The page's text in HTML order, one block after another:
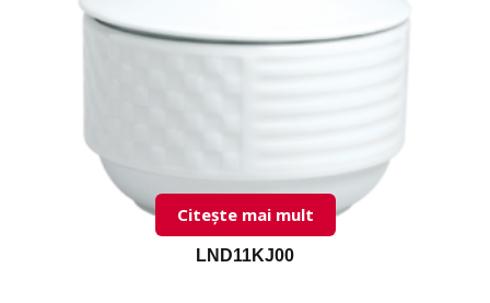
LND11KJ00
Citește mai mult